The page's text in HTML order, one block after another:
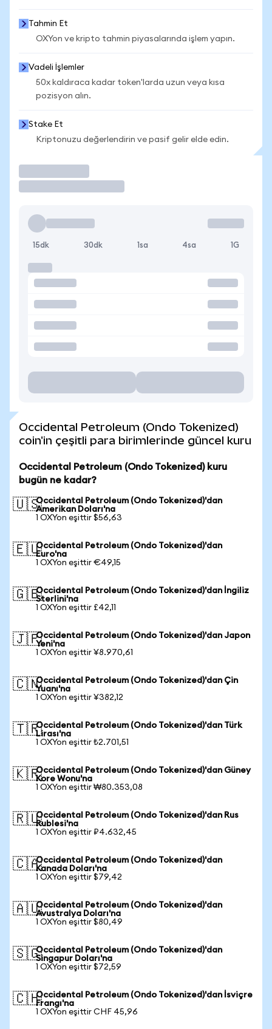
Tahmin Et
OXYon ve kripto tahmin piyasalarında işlem yapın.
Vadeli İşlemler
50x kaldıraca kadar token'larda uzun veya kısa
pozisyon alın.
Stake Et
Kriptonuzu değerlendirin ve pasif gelir elde edin.
15dk 30dk 1sa 4sa 1G
Occidental Petroleum (Ondo Tokenized)
coin'in çeşitli para birimlerinde güncel kuru
Occidental Petroleum (Ondo Tokenized) kuru
bugün ne kadar?
🇺🇸Occidental Petroleum (Ondo Tokenized)'dan
Amerikan Doları'na
1 OXYon eşittir $56,63
🇪🇺Occidental Petroleum (Ondo Tokenized)'dan
Euro'na
1 OXYon eşittir €49,15
🇬🇧Occidental Petroleum (Ondo Tokenized)'dan İngiliz
Sterlini'na
1 OXYon eşittir £42,11
🇯🇵Occidental Petroleum (Ondo Tokenized)'dan Japon
Yeni'na
1 OXYon eşittir ¥8.970,61
🇨🇳Occidental Petroleum (Ondo Tokenized)'dan Çin
Yuanı'na
1 OXYon eşittir ¥382,12
🇹🇷Occidental Petroleum (Ondo Tokenized)'dan Türk
Lirası'na
1 OXYon eşittir ₺2.701,51
🇰🇷Occidental Petroleum (Ondo Tokenized)'dan Güney
Kore Wonu'na
1 OXYon eşittir ₩80.353,08
🇷🇺Occidental Petroleum (Ondo Tokenized)'dan Rus
Rublesi'na
1 OXYon eşittir ₽4.632,45
🇨🇦Occidental Petroleum (Ondo Tokenized)'dan
Kanada Doları'na
1 OXYon eşittir $79,42
🇦🇺Occidental Petroleum (Ondo Tokenized)'dan
Avustralya Doları'na
1 OXYon eşittir $80,49
🇸🇬Occidental Petroleum (Ondo Tokenized)'dan
Singapur Doları'na
1 OXYon eşittir $72,59
🇨🇭Occidental Petroleum (Ondo Tokenized)'dan İsviçre
Frangı'na
1 OXYon eşittir CHF 45,96